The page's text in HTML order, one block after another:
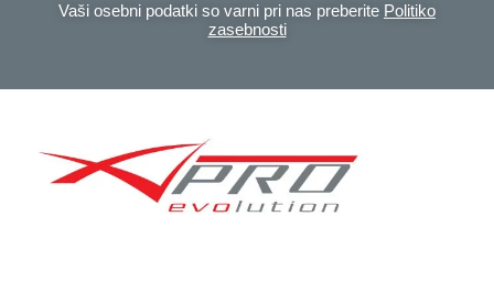
Vaši osebni podatki so varni pri nas preberite Politiko
zasebnosti